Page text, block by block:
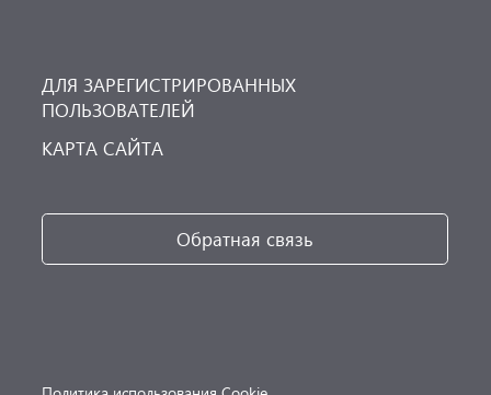
ДЛЯ ЗАРЕГИСТРИРОВАННЫХ
ПОЛЬЗОВАТЕЛЕЙ
КАРТА САЙТА
Обратная связь